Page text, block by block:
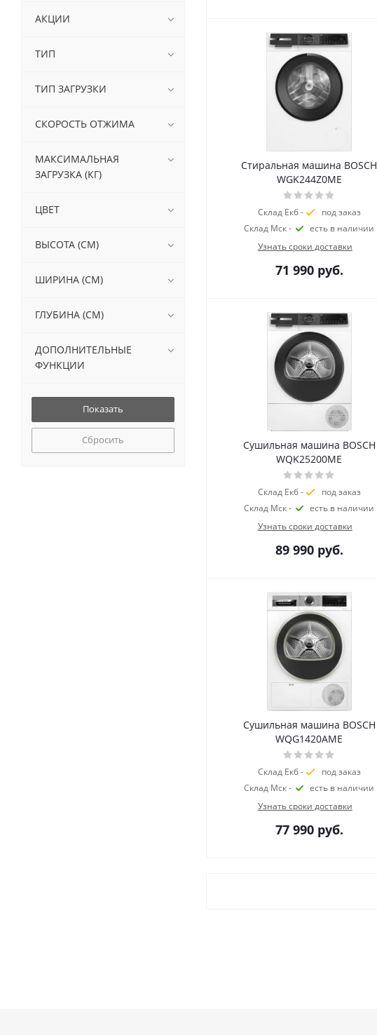
Стиральная машина BOSCH
WGK244Z0ME
Склад Екб -
под заказ
Склад Мск -
есть в наличии
Узнать сроки доставки
71 990руб.
Сушильная машина BOSCH
WQK25200ME
Склад Екб -
под заказ
Склад Мск -
есть в наличии
Узнать сроки доставки
89 990руб.
Сушильная машина BOSCH
WQG1420AME
Склад Екб -
под заказ
Склад Мск -
есть в наличии
Узнать сроки доставки
77 990руб.
АКЦИИ
ТИП
ТИП ЗАГРУЗКИ
СКОРОСТЬ ОТЖИМА
МАКСИМАЛЬНАЯ
ЗАГРУЗКА (КГ)
ЦВЕТ
ВЫСОТА (СМ)
ШИРИНА (СМ)
ГЛУБИНА (СМ)
ДОПОЛНИТЕЛЬНЫЕ
ФУНКЦИИ
Сбросить